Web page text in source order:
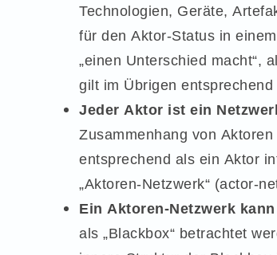
Technologien, Geräte,
für den Aktor-Status in
„einen Unterschied macht“,
gilt im Übrigen
Jeder Aktor ist ein
Zusammenhang von
entsprechend als ein Aktor
„Aktoren-Netzwerk“ (actor-
Ein Aktoren-Netzwerk
als „Blackbox“ betrachtet